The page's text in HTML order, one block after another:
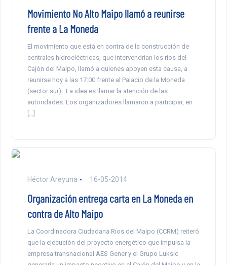
Movimiento No Alto Maipo llamó a reunirse
frente a La Moneda
El movimiento que está en contra de la construcción de
centrales hidroeléctricas, que intervendrían los ríos del
Cajón del Maipo, llamó a quienes apoyen esta causa, a
reunirse hoy a las 17:00 frente al Palacio de la Moneda
(sector sur). La idea es llamar la atención de las
autoridades. Los organizadores llamaron a participar, en
[…]
Héctor Areyuna 16-05-2014
Organización entrega carta en La Moneda en
contra de Alto Maipo
La Coordinadora Ciudadana Ríos del Maipo (CCRM) reiteró
que la ejecución del proyecto energético que impulsa la
empresa transnacional AES Gener y el Grupo Luksic